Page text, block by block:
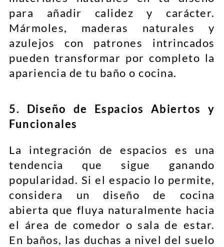
para añadir calidez y carácter.
Mármoles, maderas naturales y
azulejos con patrones intrincados
pueden transformar por completo la
apariencia de tu baño o cocina.
5. Diseño de Espacios Abiertos y
Funcionales
La integración de espacios es una
tendencia que sigue ganando
popularidad. Si el espacio lo permite,
considera un diseño de cocina
abierta que fluya naturalmente hacia
el área de comedor o sala de estar.
En baños, las duchas a nivel del suelo